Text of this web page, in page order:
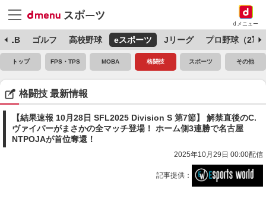
dメニュー
MLB ゴルフ 高校野球 eスポーツ Jリーグ プロ野球（2軍
トップ FPS・TPS MOBA 格闘技 スポーツ その他
格闘技 最新情報
【結果速報 10月28日 SFL2025 Division S 第7節】 解禁直後のC.
ヴァイパーがまさかの全マッチ登場！ ホーム側3連勝で名古屋
NTPOJAが首位奪還！
2025年10月29日 00:00配信
記事提供：